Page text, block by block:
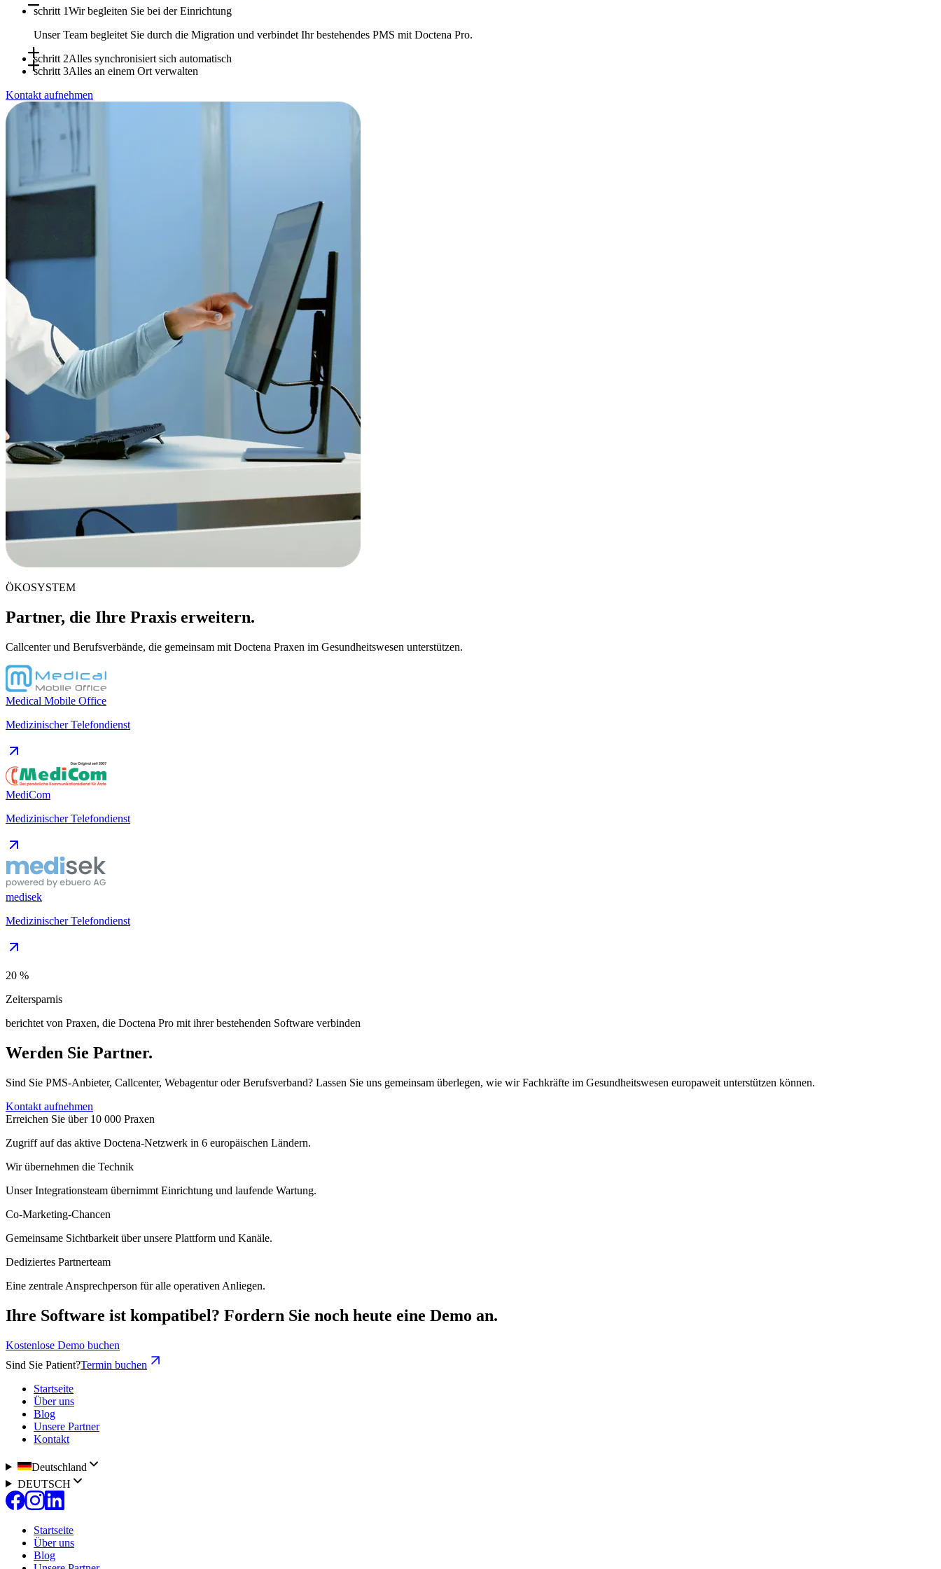
schritt 1Wir begleiten Sie bei der Einrichtung
Unser Team begleitet Sie durch die Migration und verbindet Ihr bestehendes PMS mit Doctena Pro.
schritt 2Alles synchronisiert sich automatisch
schritt 3Alles an einem Ort verwalten
Nutzen Sie Doctena Pro als zentrale Schaltstelle, während Ihr PMS voll einsatzfähig bleibt.
Kontakt aufnehmen
ÖKOSYSTEM
Partner, die Ihre Praxis erweitern.
Callcenter und Berufsverbände, die gemeinsam mit Doctena Praxen im Gesundheitswesen unterstützen.
Medical Mobile Office
Medizinischer Telefondienst
MediCom
Medizinischer Telefondienst
medisek
Medizinischer Telefondienst
20 %
Zeitersparnis
berichtet von Praxen, die Doctena Pro mit ihrer bestehenden Software verbinden
Werden Sie Partner.
Sind Sie PMS-Anbieter, Callcenter, Webagentur oder Berufsverband? Lassen Sie uns gemeinsam überlegen, wie wir Fachkräfte im Gesundheitswesen europaweit unterstützen können.
Kontakt aufnehmen
Erreichen Sie über 10 000 Praxen
Zugriff auf das aktive Doctena-Netzwerk in 6 europäischen Ländern.
Wir übernehmen die Technik
Unser Integrationsteam übernimmt Einrichtung und laufende Wartung.
Co-Marketing-Chancen
Gemeinsame Sichtbarkeit über unsere Plattform und Kanäle.
Dediziertes Partnerteam
Eine zentrale Ansprechperson für alle operativen Anliegen.
Ihre Software ist kompatibel? Fordern Sie noch heute eine Demo an.
Kostenlose Demo buchen
Sind Sie Patient?Termin buchen
Startseite
Über uns
Blog
Unsere Partner
Kontakt
Deutschland
DEUTSCH
Startseite
Über uns
Blog